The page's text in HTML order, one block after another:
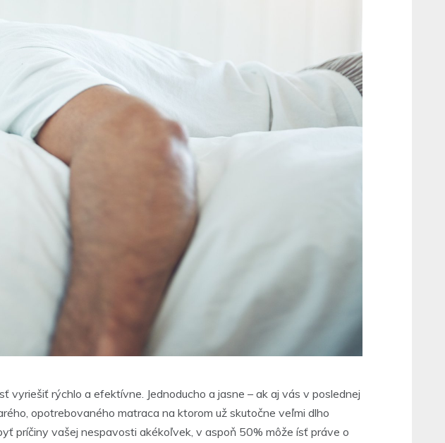
vyriešiť rýchlo a efektívne. Jednoducho a jasne – ak aj vás v poslednej
opotrebovaného matraca na ktorom už skutočne veľmi dlho
príčiny vašej nespavosti akékoľvek, v aspoň 50% môže ísť práve o